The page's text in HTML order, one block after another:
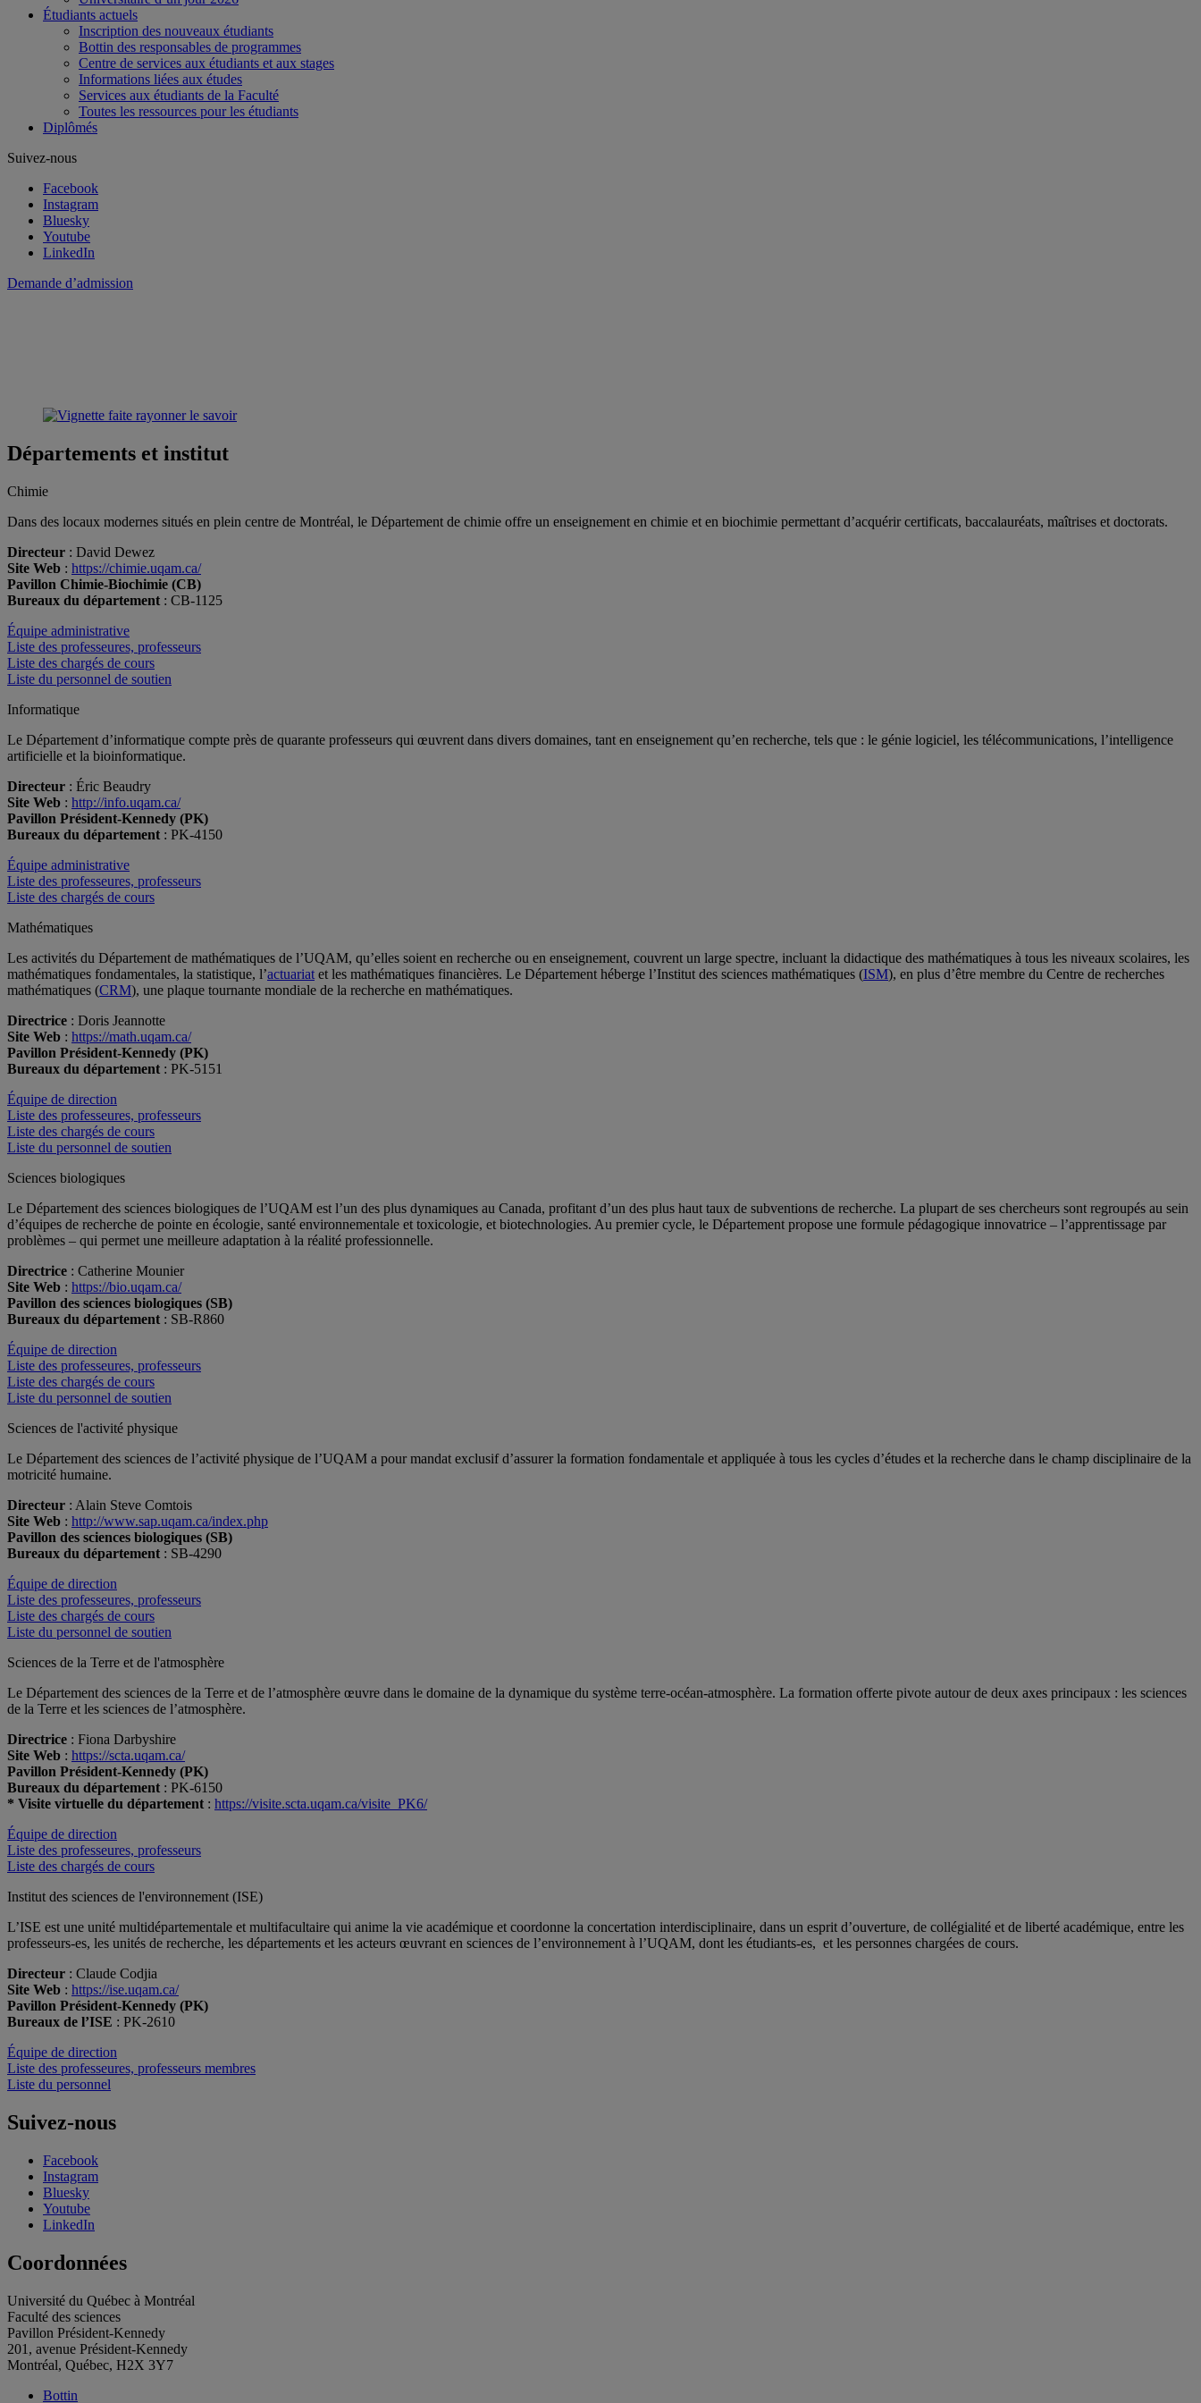
Étudiants actuels
Inscription des nouveaux étudiants
Bottin des responsables de programmes
Centre de services aux étudiants et aux stages
Informations liées aux études
Services aux étudiants de la Faculté
Toutes les ressources pour les étudiants
Diplômés
Suivez-nous
Facebook
Instagram
Bluesky
Youtube
LinkedIn
Demande d’admission
Départements et institut
Chimie
Dans des locaux modernes situés en plein centre de Montréal, le Département de chimie offre un enseignement en chimie et en biochimie permettant d’acquérir certificats, baccalauréats, maîtrises et doctorats.
Directeur : David Dewez
Site Web : https://chimie.uqam.ca/
Pavillon Chimie-Biochimie (CB)
Bureaux du département : CB-1125
Équipe administrative
Liste des professeures, professeurs
Liste des chargés de cours
Liste du personnel de soutien
Informatique
Le Département d’informatique compte près de quarante professeurs qui œuvrent dans divers domaines, tant en enseignement qu’en recherche, tels que : le génie logiciel, les télécommunications, l’intelligence
artificielle et la bioinformatique.
Directeur : Éric Beaudry
Site Web : http://info.uqam.ca/
Pavillon Président-Kennedy (PK)
Bureaux du département : PK-4150
Équipe administrative
Liste des professeures, professeurs
Liste des chargés de cours
Mathématiques
Les activités du Département de mathématiques de l’UQAM, qu’elles soient en recherche ou en enseignement, couvrent un large spectre, incluant la didactique des mathématiques à tous les niveaux scolaires, les
mathématiques fondamentales, la statistique, l’actuariat et les mathématiques financières. Le Département héberge l’Institut des sciences mathématiques (ISM), en plus d’être membre du Centre de recherches
mathématiques (CRM), une plaque tournante mondiale de la recherche en mathématiques.
Directrice : Doris Jeannotte
Site Web : https://math.uqam.ca/
Pavillon Président-Kennedy (PK)
Bureaux du département : PK-5151
Équipe de direction
Liste des professeures, professeurs
Liste des chargés de cours
Liste du personnel de soutien
Sciences biologiques
Le Département des sciences biologiques de l’UQAM est l’un des plus dynamiques au Canada, profitant d’un des plus haut taux de subventions de recherche. La plupart de ses chercheurs sont regroupés au sein
d’équipes de recherche de pointe en écologie, santé environnementale et toxicologie, et biotechnologies. Au premier cycle, le Département propose une formule pédagogique innovatrice – l’apprentissage par
problèmes – qui permet une meilleure adaptation à la réalité professionnelle.
Directrice : Catherine Mounier
Site Web : https://bio.uqam.ca/
Pavillon des sciences biologiques (SB)
Bureaux du département : SB-R860
Équipe de direction
Liste des professeures, professeurs
Liste des chargés de cours
Liste du personnel de soutien
Sciences de l'activité physique
Le Département des sciences de l’activité physique de l’UQAM a pour mandat exclusif d’assurer la formation fondamentale et appliquée à tous les cycles d’études et la recherche dans le champ disciplinaire de la
motricité humaine.
Directeur : Alain Steve Comtois
Site Web : http://www.sap.uqam.ca/index.php
Pavillon des sciences biologiques (SB)
Bureaux du département : SB-4290
Équipe de direction
Liste des professeures, professeurs
Liste des chargés de cours
Liste du personnel de soutien
Sciences de la Terre et de l'atmosphère
Le Département des sciences de la Terre et de l’atmosphère œuvre dans le domaine de la dynamique du système terre-océan-atmosphère. La formation offerte pivote autour de deux axes principaux : les sciences
de la Terre et les sciences de l’atmosphère.
Directrice : Fiona Darbyshire
Site Web : https://scta.uqam.ca/
Pavillon Président-Kennedy (PK)
Bureaux du département : PK-6150
* Visite virtuelle du département : https://visite.scta.uqam.ca/visite_PK6/
Équipe de direction
Liste des professeures, professeurs
Liste des chargés de cours
Institut des sciences de l'environnement (ISE)
L’ISE est une unité multidépartementale et multifacultaire qui anime la vie académique et coordonne la concertation interdisciplinaire, dans un esprit d’ouverture, de collégialité et de liberté académique, entre les
professeurs-es, les unités de recherche, les départements et les acteurs œuvrant en sciences de l’environnement à l’UQAM, dont les étudiants-es, et les personnes chargées de cours.
Directeur : Claude Codjia
Site Web : https://ise.uqam.ca/
Pavillon Président-Kennedy (PK)
Bureaux de l’ISE : PK-2610
Équipe de direction
Liste des professeures, professeurs membres
Liste du personnel
Suivez-nous
Facebook
Instagram
Bluesky
Youtube
LinkedIn
Coordonnées
Université du Québec à Montréal
Faculté des sciences
Pavillon Président-Kennedy
201, avenue Président-Kennedy
Montréal, Québec, H2X 3Y7
Bottin